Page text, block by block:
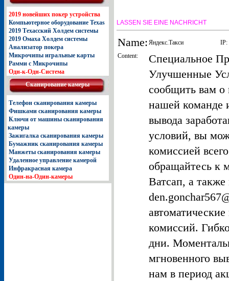
2019 новейших покер устройства
Компьютерное оборудование Texas
2019 Техасский Холдем системы
2019 Омаха Холдем системы
Анализатор покера
Микрочипы игральные карты
Рамми с Микрочипы
Одн-к-Одн-Система
Сканирование камеры
Телефон сканирования камеры
Фишками сканирования камеры
Ключи от машины сканирования
камеры
Зажигалка сканирования камеры
Бумажник сканирования камеры
Манжеты сканирования камеры
Удаленное управление камерой
Инфракрасная камера
Один-на-Один-камеры
LASSEN SIE EINE NACHRICHT
Name: Яндекс.Такси
IP:
Content:
Специальное
Улучшенные
сообщить вам о
нашей команде
вывода
условий, вы
комиссией
обращайтесь к
Ватсап, а
комиссий.
дни.
мгновенного
нам в период